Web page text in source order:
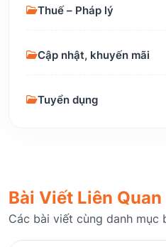
Thuế – Pháp lý
Cập nhật, khuyến mãi
Tuyển dụng
Bài Viết Liên Quan
Các bài viết cùng danh mục